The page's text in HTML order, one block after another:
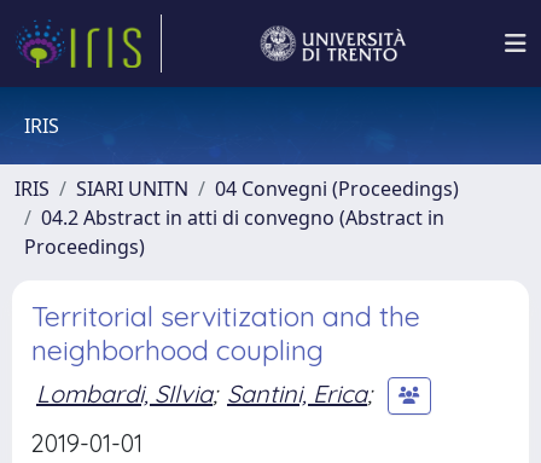
IRIS
IRIS SIARI UNITN
04 Convegni (Proceedings)
04.2 Abstract in atti di convegno (Abstract in
Proceedings)
Territorial servitization and the
neighborhood coupling
Lombardi, SIlvia; Santini, Erica;
2019-01-01